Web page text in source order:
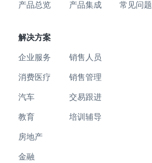
产品总览 产品集成 常见问题
解决方案
企业服务
消费医疗
汽车
教育
房地产
金融
销售人员
销售管理
交易跟进
培训辅导